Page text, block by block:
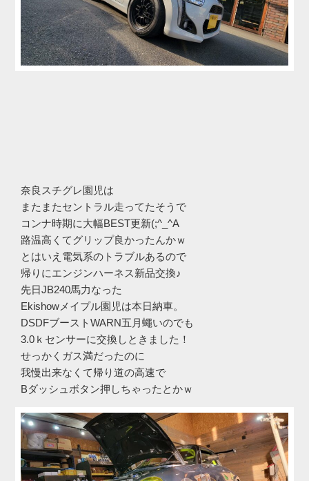
奈良スチグレ園児は
またまたセントラル走ってたそうで
コンナ時期に大幅BEST更新(;^_^A
路温高くてグリップ良かったんかｗ
とはいえ電気系のトラブルあるので
帰りにエンジンハーネス新品交換♪
先日JB240馬力なった
Ekishowメイプル園児は本日納車。
DSDFブーストWARN五月蠅いのでも
3.0ｋセンサーに交換しときました！
せっかくガス満だったのに
我慢出来なくて帰り道の高速で
Bダッシュボタン押しちゃったとかｗ